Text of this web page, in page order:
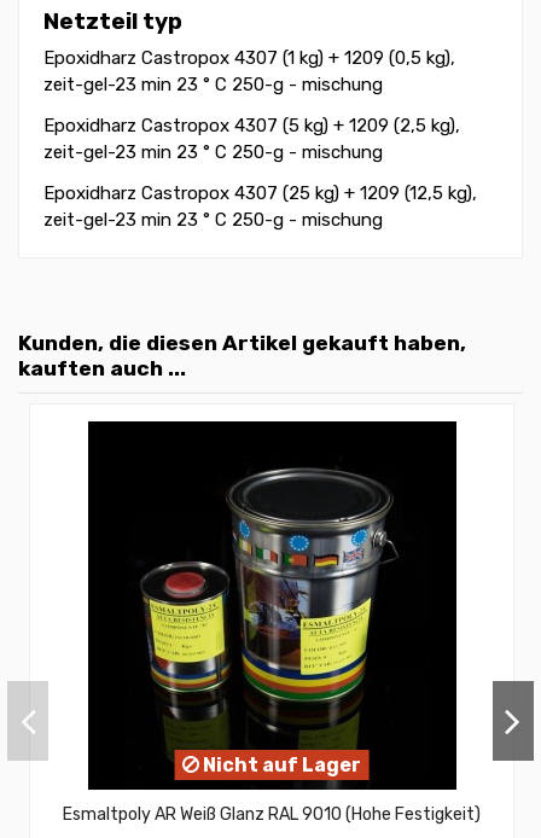
Netzteil typ
Epoxidharz Castropox 4307 (1 kg) + 1209 (0,5 kg),
zeit-gel-23 min 23 ° C 250-g - mischung
Epoxidharz Castropox 4307 (5 kg) + 1209 (2,5 kg),
zeit-gel-23 min 23 ° C 250-g - mischung
Epoxidharz Castropox 4307 (25 kg) + 1209 (12,5 kg),
zeit-gel-23 min 23 ° C 250-g - mischung
Kunden, die diesen Artikel gekauft haben,
kauften auch ...
Nicht auf Lager
Esmaltpoly AR Weiß Glanz RAL 9010 (Hohe Festigkeit)